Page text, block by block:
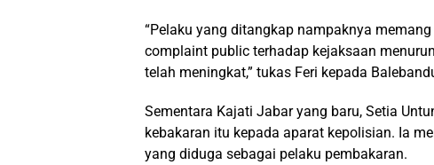
“Pelaku yang ditangkap nampaknya
complaint public terhadap kejaksaan
telah meningkat,” tukas Feri kepada
Sementara Kajati Jabar yang baru, Setia
kebakaran itu kepada aparat kepolisian. Ia
yang diduga sebagai pelaku pembakaran.